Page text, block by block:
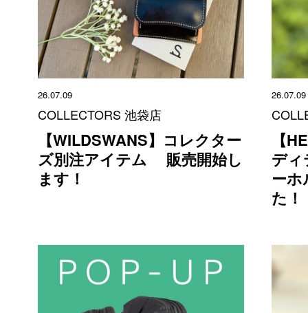
26.07.09
COLLECTORS 池袋店
【WILDSWANS】コレクター
ズ別注アイテム 販売開始し
ます！
26.07.09
【
ディ
ー
た！